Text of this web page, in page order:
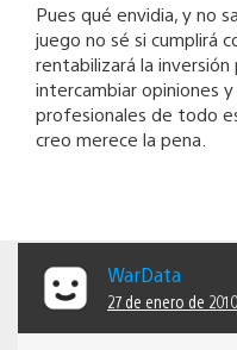
Pues qué envidia, y no
juego no sé si cumplirá
rentabilizará la
intercambiar opiniones
profesionales de todo
creo merece la pena.
WarData
27 de enero de